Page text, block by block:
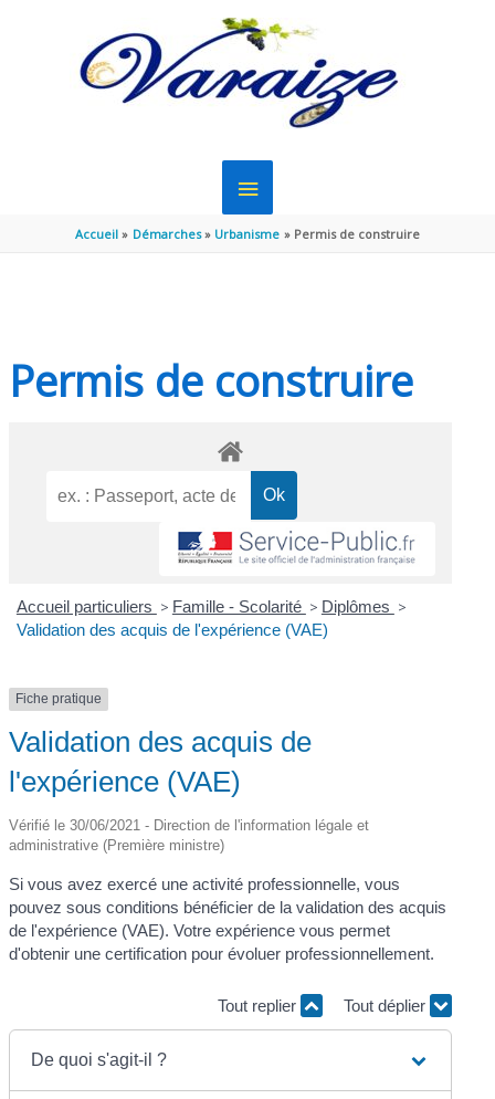
MENU
PRINCIPAL
Accueil Démarches Urbanisme Permis de construire
Permis de construire
Accueil particuliers > Famille - Scolarité > Diplômes >
Validation des acquis de l'expérience (VAE)
Fiche pratique
Validation des acquis de
l'expérience (VAE)
Vérifié le 30/06/2021 - Direction de l'information légale et
administrative (Première ministre)
Si vous avez exercé une activité professionnelle, vous
pouvez sous conditions bénéficier de la validation des acquis
de l'expérience (VAE). Votre expérience vous permet
d'obtenir une certification pour évoluer professionnellement.
Tout replier Tout déplier
De quoi s'agit-il ?